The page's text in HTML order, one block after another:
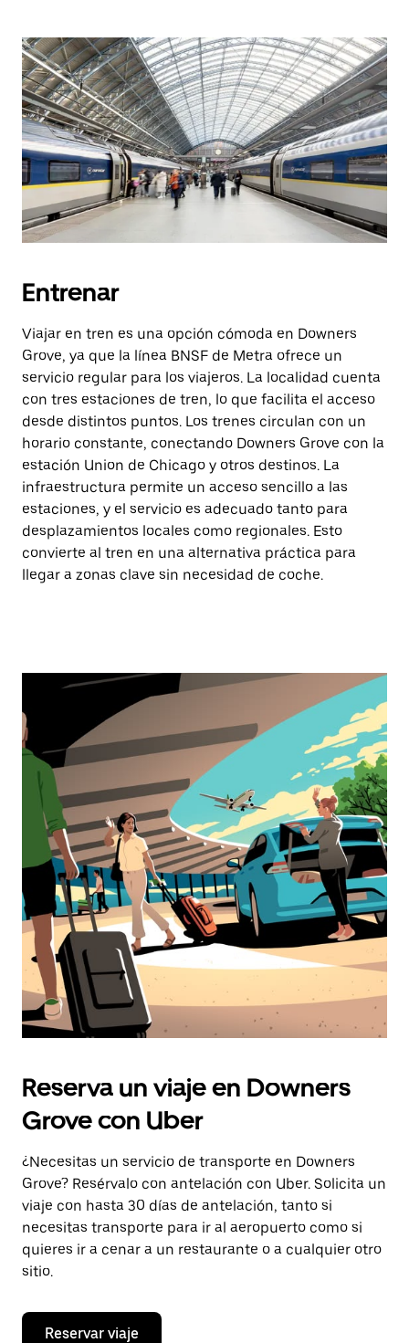
Entrenar
Viajar en tren es una opción cómoda en Downers
Grove, ya que la línea BNSF de Metra ofrece un
servicio regular para los viajeros. La localidad cuenta
con tres estaciones de tren, lo que facilita el acceso
desde distintos puntos. Los trenes circulan con un
horario constante, conectando Downers Grove con la
estación Union de Chicago y otros destinos. La
infraestructura permite un acceso sencillo a las
estaciones, y el servicio es adecuado tanto para
desplazamientos locales como regionales. Esto
convierte al tren en una alternativa práctica para
llegar a zonas clave sin necesidad de coche.
Reserva un viaje en Downers
Grove con Uber
¿Necesitas un servicio de transporte en Downers
Grove? Resérvalo con antelación con Uber. Solicita un
viaje con hasta 30 días de antelación, tanto si
necesitas transporte para ir al aeropuerto como si
quieres ir a cenar a un restaurante o a cualquier otro
sitio.
Reservar viaje